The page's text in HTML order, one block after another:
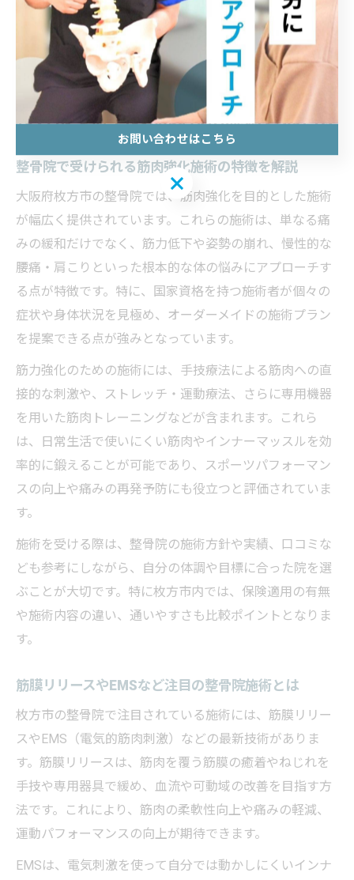
安心して利用できる環境が整っているため、幅広い世代
に支持されています。
枚方市で評判の筋肉強化施術とは何か
整骨院で受けられる筋肉強化施術の特徴を解説
大阪府枚方市の整骨院では、筋肉強化を目的とした施術
が幅広く提供されています。これらの施術は、単なる痛
みの緩和だけでなく、筋力低下や姿勢の崩れ、慢性的な
腰痛・肩こりといった根本的な体の悩みにアプローチす
る点が特徴です。特に、国家資格を持つ施術者が個々の
症状や身体状況を見極め、オーダーメイドの施術プラン
を提案できる点が強みとなっています。
筋力強化のための施術には、手技療法による筋肉への直
接的な刺激や、ストレッチ・運動療法、さらに専用機器
を用いた筋肉トレーニングなどが含まれます。これら
は、日常生活で使いにくい筋肉やインナーマッスルを効
率的に鍛えることが可能であり、スポーツパフォーマン
スの向上や痛みの再発予防にも役立つと評価されていま
す。
施術を受ける際は、整骨院の施術方針や実績、口コミな
ども参考にしながら、自分の体調や目標に合った院を選
ぶことが大切です。特に枚方市内では、保険適用の有無
や施術内容の違い、通いやすさも比較ポイントとなりま
す。
筋膜リリースやEMSなど注目の整骨院施術とは
枚方市の整骨院で注目されている施術には、筋膜リリー
スやEMS（電気的筋肉刺激）などの最新技術がありま
す。筋膜リリースは、筋肉を覆う筋膜の癒着やねじれを
手技や専用器具で緩め、血流や可動域の改善を目指す方
法です。これにより、筋肉の柔軟性向上や痛みの軽減、
運動パフォーマンスの向上が期待できます。
EMSは、電気刺激を使って自分では動かしにくいインナ
お問い合わせはこちら
お問い合わせはこちら